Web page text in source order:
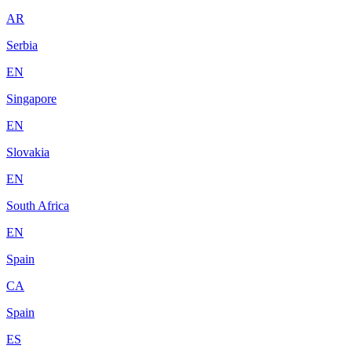
AR
Serbia
EN
Singapore
EN
Slovakia
EN
South Africa
EN
Spain
CA
Spain
ES